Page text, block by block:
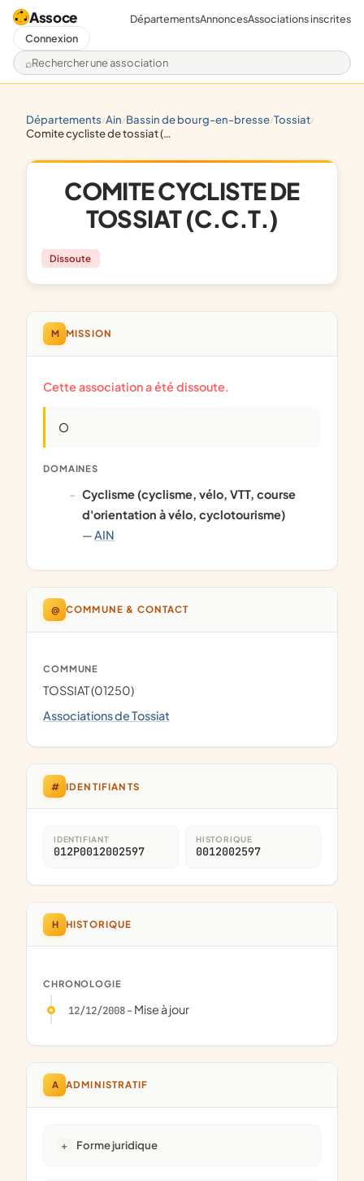
Assoce
Rechercher une association
DépartementsAnnoncesAssociations inscrites
Connexion
départements/ ain/ bassin de bourg-en-bresse/ tossiat/
comite cycliste de tossiat (c.c.t.)
COMITE CYCLISTE DE
TOSSIAT (C.C.T.)
Dissoute
M MISSION
Cette association a été dissoute.
O
DOMAINES
Cyclisme (cyclisme, vélo, VTT, course
d'orientation à vélo, cyclotourisme)
—AIN
@ COMMUNE & CONTACT
COMMUNE
TOSSIAT (01250)
Associations de Tossiat
# IDENTIFIANTS
IDENTIFIANT
012P0012002597
HISTORIQUE
0012002597
H HISTORIQUE
CHRONOLOGIE
12/12/2008- Mise à jour
A ADMINISTRATIF
Forme juridique